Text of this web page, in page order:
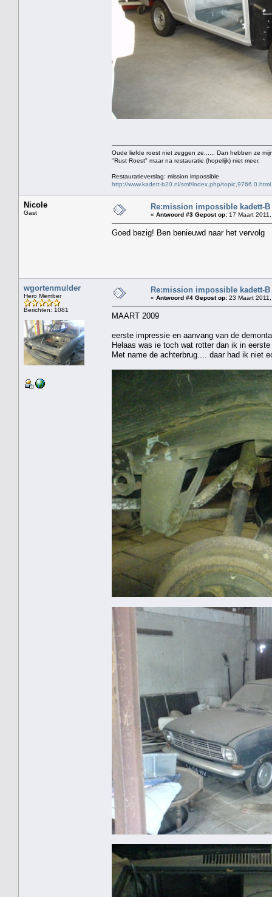
Oude liefde roest niet zeggen ze...... Dan hebben ze
"Rust Roest" maar na restauratie (hopelijk) niet meer.
Restauratieverslag: mission impossible
http://www.kadett-b20.nl/smf/index.php/topic,9766.0.html
Nicole
Gast
Re:mission impossible kadett-B
« Antwoord #3 Gepost op: 17 Maart
Goed bezig! Ben benieuwd naar het vervolg
wgortenmulder
Hero Member
Berichten: 1081
Re:mission impossible kadett-B
« Antwoord #4 Gepost op: 23 Maart
MAART 2009
eerste impressie en aanvang van de
Helaas was ie toch wat rotter dan ik in
Met name de achterbrug.... daar had ik niet